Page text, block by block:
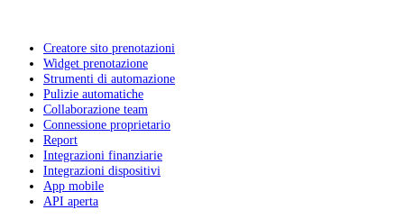
Creatore sito prenotazioni
Widget prenotazione
Strumenti di automazione
Pulizie automatiche
Collaborazione team
Connessione proprietario
Report
Integrazioni finanziarie
Integrazioni dispositivi
App mobile
API aperta